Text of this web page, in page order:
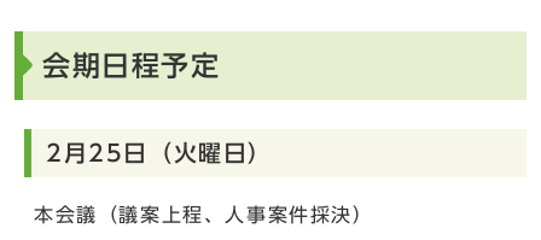
会期日程予定
2月25日（火曜日）
本会議（議案上程、人事案件採決）